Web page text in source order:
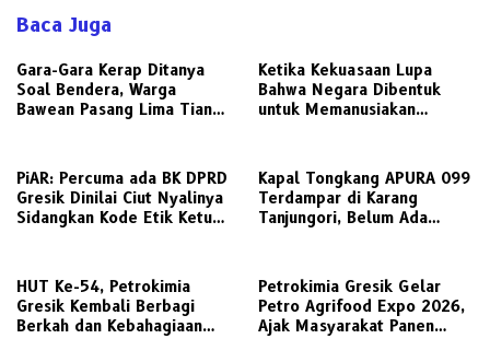
Baca Juga
Gara-Gara Kerap Ditanya
Soal Bendera, Warga
Bawean Pasang Lima Tiang
Ketika Kekuasaan Lupa
Bahwa Negara Dibentuk
untuk Memanusiakan
PiAR: Percuma ada BK DPRD
Gresik Dinilai Ciut Nyalinya
Sidangkan Kode Etik Ketua
Kapal Tongkang APURA 099
Terdampar di Karang
Tanjungori, Belum Ada
HUT Ke-54, Petrokimia
Gresik Kembali Berbagi
Berkah dan Kebahagiaan
Petrokimia Gresik Gelar
Petro Agrifood Expo 2026,
Ajak Masyarakat Panen